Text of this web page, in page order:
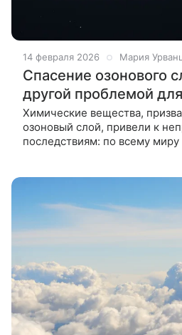
14 февраля 2026 Мария
Спасение озонового
другой проблемой
Химические вещества,
озоновый слой, привели к
последствиям: по всему